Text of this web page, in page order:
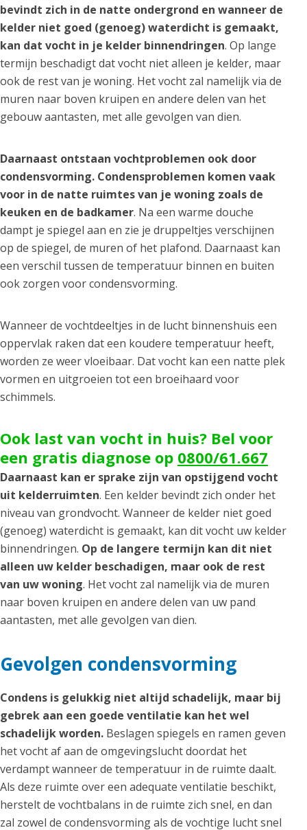
bevindt zich in de natte ondergrond en wanneer de
kelder niet goed (genoeg) waterdicht is gemaakt,
kan dat vocht in je kelder binnendringen. Op lange
termijn beschadigt dat vocht niet alleen je kelder, maar
ook de rest van je woning. Het vocht zal namelijk via de
muren naar boven kruipen en andere delen van het
gebouw aantasten, met alle gevolgen van dien.
Daarnaast ontstaan vochtproblemen ook door
condensvorming. Condensproblemen komen vaak
voor in de natte ruimtes van je woning zoals de
keuken en de badkamer. Na een warme douche
dampt je spiegel aan en zie je druppeltjes verschijnen
op de spiegel, de muren of het plafond. Daarnaast kan
een verschil tussen de temperatuur binnen en buiten
ook zorgen voor condensvorming.
Wanneer de vochtdeeltjes in de lucht binnenshuis een
oppervlak raken dat een koudere temperatuur heeft,
worden ze weer vloeibaar. Dat vocht kan een natte plek
vormen en uitgroeien tot een broeihaard voor
schimmels.
Ook last van vocht in huis? Bel voor
een gratis diagnose op 0800/61.667
Daarnaast kan er sprake zijn van opstijgend vocht
uit kelderruimten. Een kelder bevindt zich onder het
niveau van grondvocht. Wanneer de kelder niet goed
(genoeg) waterdicht is gemaakt, kan dit vocht uw kelder
binnendringen. Op de langere termijn kan dit niet
alleen uw kelder beschadigen, maar ook de rest
van uw woning. Het vocht zal namelijk via de muren
naar boven kruipen en andere delen van uw pand
aantasten, met alle gevolgen van dien.
Gevolgen condensvorming
Condens is gelukkig niet altijd schadelijk, maar bij
gebrek aan een goede ventilatie kan het wel
schadelijk worden. Beslagen spiegels en ramen geven
het vocht af aan de omgevingslucht doordat het
verdampt wanneer de temperatuur in de ruimte daalt.
Als deze ruimte over een adequate ventilatie beschikt,
herstelt de vochtbalans in de ruimte zich snel, en dan
zal zowel de condensvorming als de vochtige lucht snel